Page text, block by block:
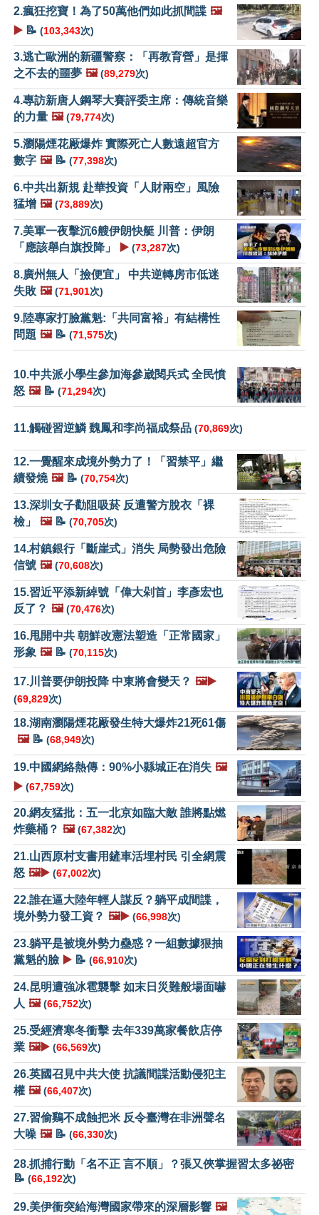
2.瘋狂挖寶！為了50萬他們如此抓間諜 🖼️
▶️ 📝 (103,343次)
3.逃亡歐洲的新疆警察：「再教育營」是揮
之不去的噩夢 🖼️ (89,279次)
4.專訪新唐人鋼琴大賽評委主席：傳統音樂
的力量 🖼️ (79,774次)
5.瀏陽煙花厰爆炸 實際死亡人數遠超官方
數字 🖼️📝 (77,398次)
6.中共出新規 赴華投資「人財兩空」風險
猛增 🖼️ (73,889次)
7.美軍一夜擊沉6艘伊朗快艇 川普：伊朗
「應該舉白旗投降」
▶️ (73,287次)
8.廣州無人「撿便宜」 中共逆轉房市低迷
失敗 🖼️ (71,901次)
9.陸專家打臉黨魁:「共同富裕」有結構性
問題 🖼️📝 (71,575次)
10.中共派小學生參加海參崴閱兵式 全民憤
怒 🖼️📝 (71,294次)
11.觸碰習逆鱗 魏鳳和李尚福成祭品 (70,869次)
12.一覺醒來成境外勢力了！「習禁平」繼
續發燒 🖼️📝 (70,754次)
13.深圳女子勸阻吸菸 反遭警方脫衣「裸
檢」
🖼️📝 (70,705次)
14.村鎮銀行「斷崖式」消失 局勢發出危險
信號 🖼️ (70,608次)
15.習近平添新綽號「偉大剁首」李彥宏也
反了？ 🖼️ (70,476次)
16.甩開中共 朝鮮改憲法塑造「正常國家」
形象 🖼️📝 (70,115次)
17.川普要伊朗投降 中東將會變天？ 🖼️▶️
(69,829次)
18.湖南瀏陽煙花厰發生特大爆炸21死61傷
🖼️📝 (68,949次)
19.中國網絡熱傳：90%小縣城正在消失 🖼️
▶️ (67,759次)
20.網友猛批：五一北京如臨大敵 誰將點燃
炸藥桶？ 🖼️ (67,382次)
21.山西原村支書用鏟車活埋村民 引全網震
怒 🖼️▶️ (67,002次)
22.誰在逼大陸年輕人謀反？躺平成間諜，
境外勢力發工資？ 🖼️▶️ (66,998次)
23.躺平是被境外勢力蠱惑？一組數據狠抽
黨魁的臉 ▶️ 📝 (66,910次)
24.昆明遭強冰雹襲擊 如末日災難般場面嚇
人 🖼️ (66,752次)
25.受經濟寒冬衝擊 去年339萬家餐飲店停
業 🖼️▶️ (66,569次)
26.英國召見中共大使 抗議間諜活動侵犯主
權 🖼️ (66,407次)
27.習偷鷄不成蝕把米 反令臺灣在非洲聲名
大噪 🖼️📝 (66,330次)
28.抓捕行動「名不正 言不順」？張又俠掌握習太多祕密
📝 (66,192次)
29.美伊衝突給海灣國家帶來的深層影響 🖼️